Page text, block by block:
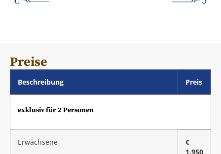
Preise
Beschreibung Preis
exklusiv für 2 Personen
Erwachsene
€
1.950